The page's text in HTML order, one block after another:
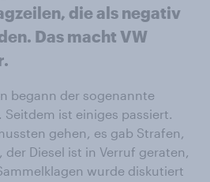
die als negativ
Das macht VW
begann der sogenannte
Seitdem ist einiges passiert.
gehen, es gab Strafen,
der Diesel ist in Verruf geraten,
wurde diskutiert